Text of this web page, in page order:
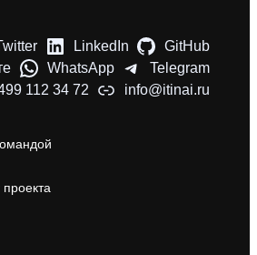
LinkedIn
GitHub
WhatsApp
Telegram
112 34 72
info@itinai.ru